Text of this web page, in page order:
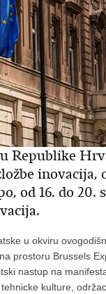
Republike
inovacija,
od 16. do 20.
u okviru
prostoru Brussels
nastup na
kulture,